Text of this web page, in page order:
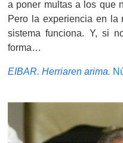
a poner multas a los que
Pero la experiencia en
sistema funciona. Y, si
forma…
EIBAR. Herriaren arima.